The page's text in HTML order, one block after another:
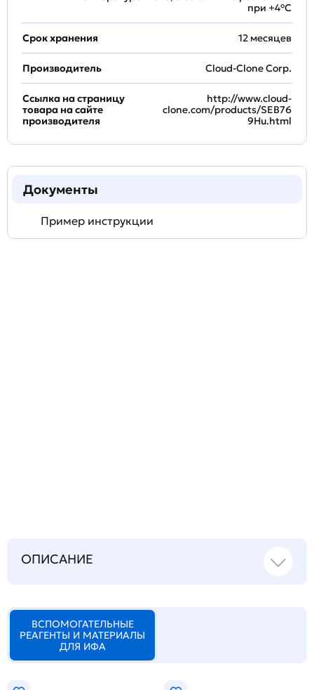
при +4°С
Срок хранения 12 месяцев
Производитель Cloud-Clone Corp.
Ссылка на страницу
товара на сайте
производителя
http://www.cloud-
clone.com/products/SEB76
9Hu.html
Документы
Пример инструкции
ОПИСАНИЕ
ВСПОМОГАТЕЛЬНЫЕ
РЕАГЕНТЫ И МАТЕРИАЛЫ
ДЛЯ ИФА